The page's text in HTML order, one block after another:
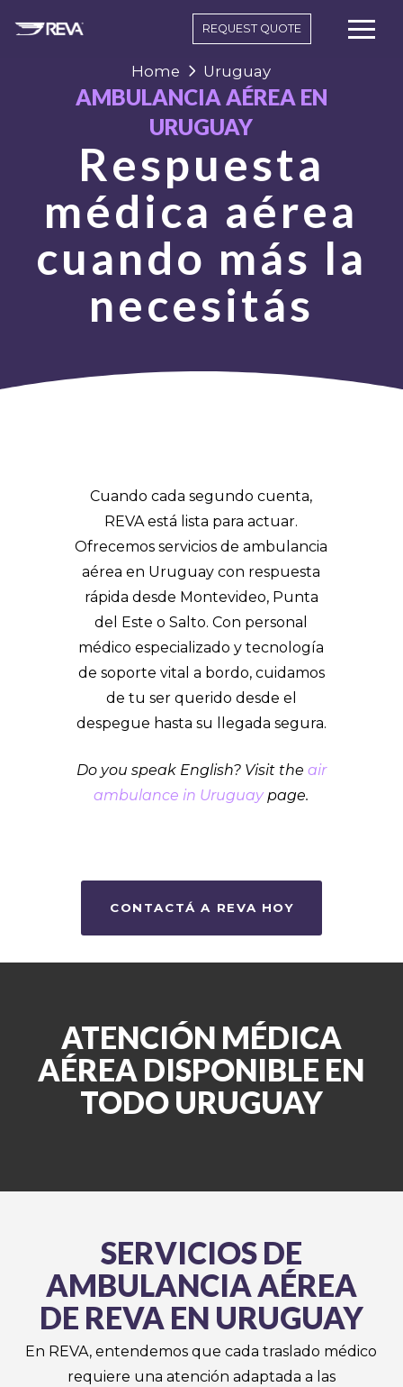
REQUEST QUOTE
Home Uruguay
AMBULANCIA AÉREA EN
URUGUAY
Respuesta
médica aérea
cuando más la
necesitás
Cuando cada segundo cuenta,
REVA está lista para actuar.
Ofrecemos servicios de ambulancia
aérea en Uruguay con respuesta
rápida desde Montevideo, Punta
del Este o Salto. Con personal
médico especializado y tecnología
de soporte vital a bordo, cuidamos
de tu ser querido desde el
despegue hasta su llegada segura.
Do you speak English? Visit the air
ambulance in Uruguaypage.
CONTACTÁ A REVA HOY
ATENCIÓN MÉDICA
AÉREA DISPONIBLE EN
TODO URUGUAY
SERVICIOS DE
AMBULANCIA AÉREA
DE REVA EN URUGUAY
En REVA, entendemos que cada traslado médico
requiere una atención adaptada a las